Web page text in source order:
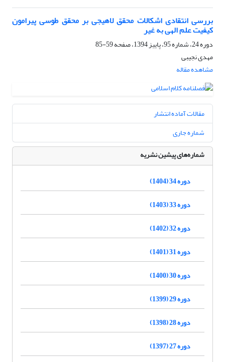
بررسی انتقادی اشکالات محقق لاهیجی بر محقق طوسی پیرامون
کیفیت علم الهی به غیر
دوره 24، شماره 95، پاییز 1394، صفحه
59-85
مهدی نجیبی
مشاهده مقاله
مقالات آماده انتشار
شماره جاری
شماره‌های پیشین نشریه
دوره 34 (1404)
دوره 33 (1403)
دوره 32 (1402)
دوره 31 (1401)
دوره 30 (1400)
دوره 29 (1399)
دوره 28 (1398)
دوره 27 (1397)